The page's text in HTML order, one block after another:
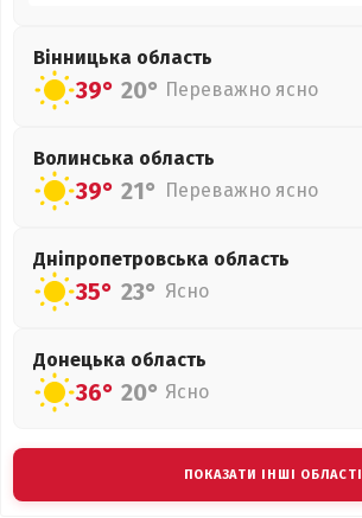
Вінницька область
39° 20° Переважно ясно
Волинська область
39° 21° Переважно ясно
Дніпропетровська область
35° 23° Ясно
Донецька область
36° 20° Ясно
ПОКАЗАТИ ІНШІ ОБЛАСТІ